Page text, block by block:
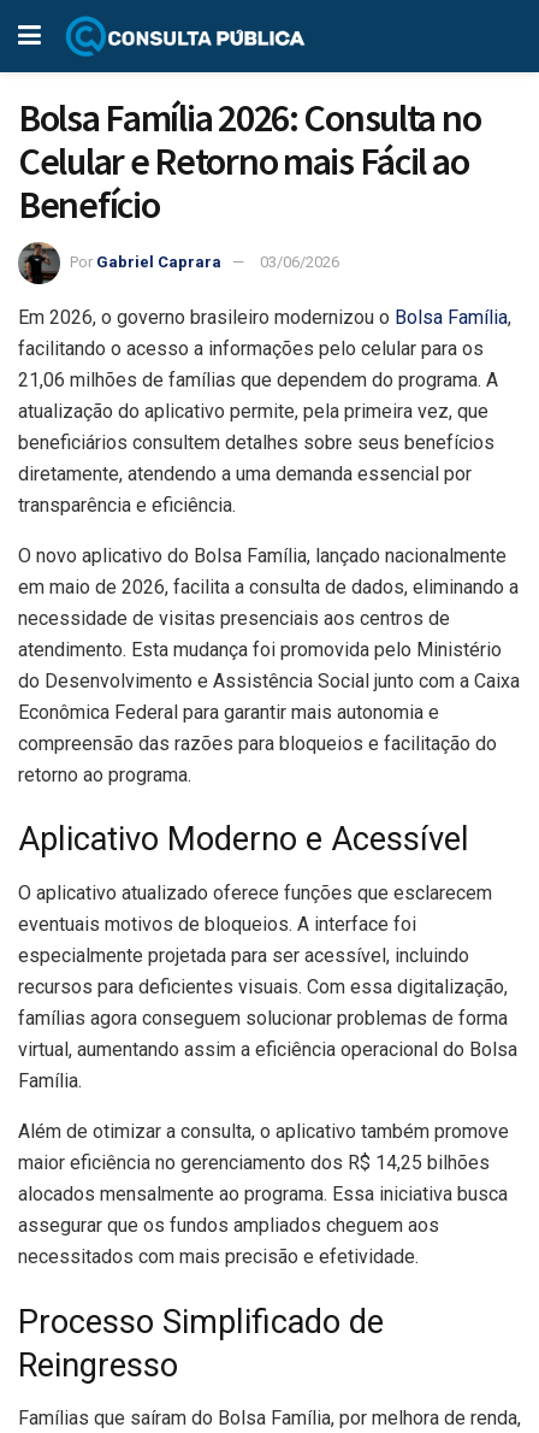
Bolsa Família 2026: Consulta no
Celular e Retorno mais Fácil ao
Benefício
Por Gabriel Caprara 03/06/2026
Em 2026, o governo brasileiro modernizou o Bolsa Família,
facilitando o acesso a informações pelo celular para os
21,06 milhões de famílias que dependem do programa. A
atualização do aplicativo permite, pela primeira vez, que
beneficiários consultem detalhes sobre seus benefícios
diretamente, atendendo a uma demanda essencial por
transparência e eficiência.
O novo aplicativo do Bolsa Família, lançado nacionalmente
em maio de 2026, facilita a consulta de dados, eliminando a
necessidade de visitas presenciais aos centros de
atendimento. Esta mudança foi promovida pelo Ministério
do Desenvolvimento e Assistência Social junto com a Caixa
Econômica Federal para garantir mais autonomia e
compreensão das razões para bloqueios e facilitação do
retorno ao programa.
Aplicativo Moderno e Acessível
O aplicativo atualizado oferece funções que esclarecem
eventuais motivos de bloqueios. A interface foi
especialmente projetada para ser acessível, incluindo
recursos para deficientes visuais. Com essa digitalização,
famílias agora conseguem solucionar problemas de forma
virtual, aumentando assim a eficiência operacional do Bolsa
Família.
Além de otimizar a consulta, o aplicativo também promove
maior eficiência no gerenciamento dos R$ 14,25 bilhões
alocados mensalmente ao programa. Essa iniciativa busca
assegurar que os fundos ampliados cheguem aos
necessitados com mais precisão e efetividade.
Processo Simplificado de
Reingresso
Famílias que saíram do Bolsa Família, por melhora de renda,